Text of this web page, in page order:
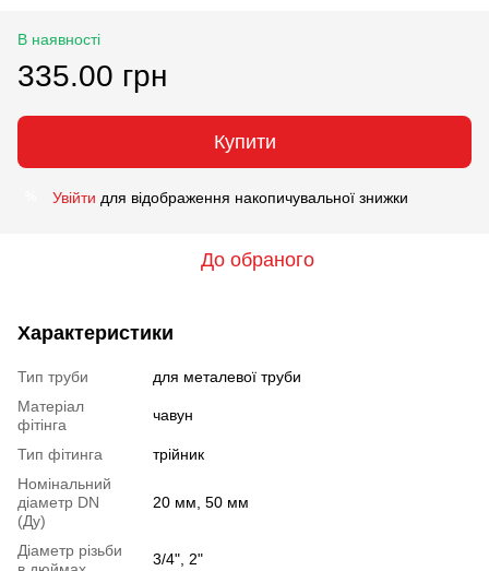
В наявності
335.00 грн
Купити
Увійти для відображення накопичувальної знижки
До обраного
Характеристики
Тип труби
для металевої труби
Матеріал
фітінга
чавун
Тип фітинга
трійник
Номінальний
діаметр DN
(Ду)
20 мм, 50 мм
Діаметр різьби
3/4", 2"